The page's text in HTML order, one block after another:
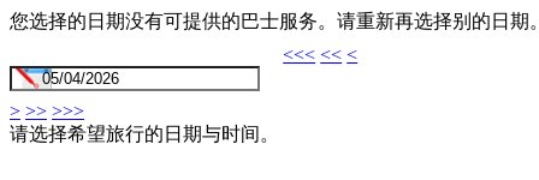
您选择的日期没有可提供的巴士服务。请重新再选择别的日期
<<< << <
> >> >>>
请选择希望旅行的日期与时间。